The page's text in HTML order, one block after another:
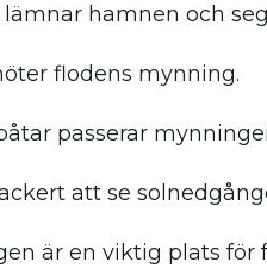
lämnar hamnen och
flodens mynning.
passerar
att se
är en viktig plats för